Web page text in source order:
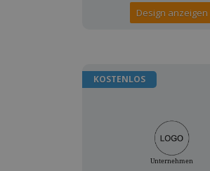
Design anzeigen
KOSTENLOS